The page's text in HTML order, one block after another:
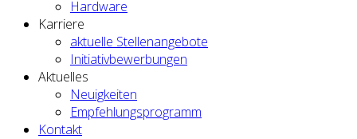
Hardware
Karriere
aktuelle Stellenangebote
Initiativbewerbungen
Aktuelles
Neuigkeiten
Empfehlungsprogramm
Kontakt